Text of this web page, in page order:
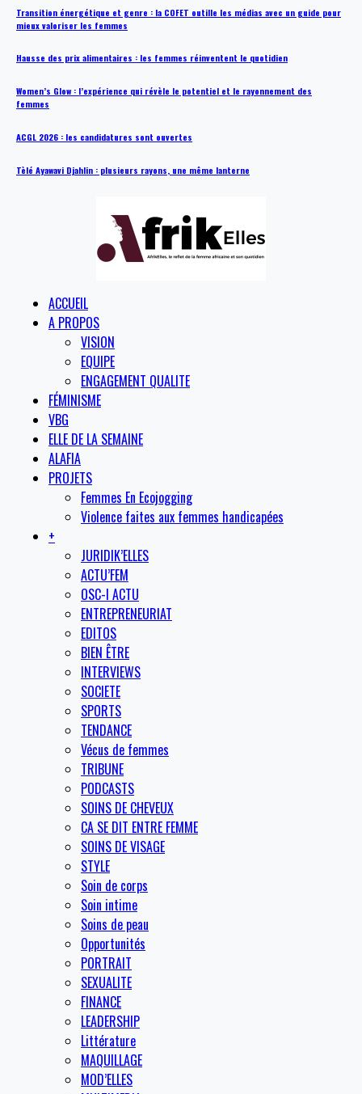
Transition énergétique et genre : la COFET outille les médias avec un guide pour
mieux valoriser les femmes
Hausse des prix alimentaires : les femmes réinventent le quotidien
Women’s Glow : l’expérience qui révèle le potentiel et le rayonnement des
femmes
ACGL 2026 : les candidatures sont ouvertes
Tèlé Ayawavi Djahlin : plusieurs rayons, une même lanterne
ACCUEIL
A PROPOS
VISION
EQUIPE
ENGAGEMENT QUALITE
FÉMINISME
VBG
ELLE DE LA SEMAINE
ALAFIA
PROJETS
Femmes En Ecojogging
Violence faites aux femmes handicapées
+
JURIDIK’ELLES
ACTU’FEM
OSC-I ACTU
ENTREPRENEURIAT
EDITOS
BIEN ÊTRE
INTERVIEWS
SOCIETE
SPORTS
TENDANCE
Vécus de femmes
TRIBUNE
PODCASTS
SOINS DE CHEVEUX
CA SE DIT ENTRE FEMME
SOINS DE VISAGE
STYLE
Soin de corps
Soin intime
Soins de peau
Opportunités
PORTRAIT
SEXUALITE
FINANCE
LEADERSHIP
Littérature
MAQUILLAGE
MOD’ELLES